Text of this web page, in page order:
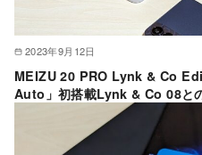
2023年9月12日
MEIZU 20 PRO Lynk & Co
Auto」初搭載Lynk & Co 08と